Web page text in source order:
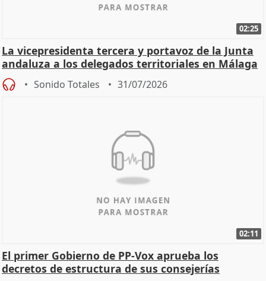
02:25
La vicepresidenta tercera y portavoz de la Junta
andaluza a los delegados territoriales en Málaga
Sonido Totales 31/07/2026
02:11
El primer Gobierno de PP-Vox aprueba los
decretos de estructura de sus consejerías